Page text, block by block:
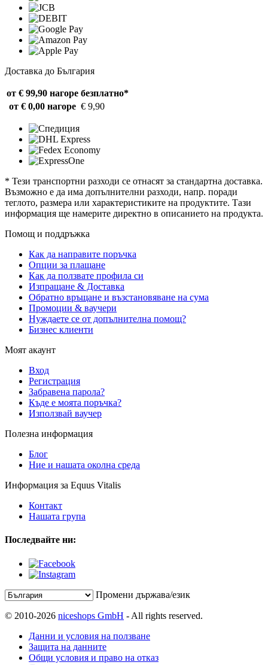
Доставка до България
от € 99,90 нагоре безплатно*
от € 0,00 нагоре € 9,90
* Тези транспортни разходи се отнасят за стандартна доставка.
Възможно е да има допълнителни разходи, напр. поради
теглото, размера или характеристиките на продуктите. Тази
информация ще намерите директно в описанието на продукта.
Помощ и поддръжка
Как да направите поръчка
Опции за плащане
Как да ползвате профила си
Изпращане & Доставка
Обратно връщане и възстановяване на сума
Промоции & ваучери
Нуждаете се от допълнителна помощ?
Бизнес клиенти
Моят акаунт
Вход
Регистрация
Забравена парола?
Къде е моята поръчка?
Използвай ваучер
Полезна информация
Блог
Ние и нашата околна среда
Информация за Equus Vitalis
Контакт
Нашата група
Последвайте ни:
Промени държава/език
© 2010-2026 niceshops GmbH - All rights reserved.
Данни и условия на ползване
Защита на данните
Общи условия и право на отказ